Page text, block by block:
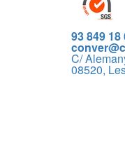
93 849 18
C/
08520,